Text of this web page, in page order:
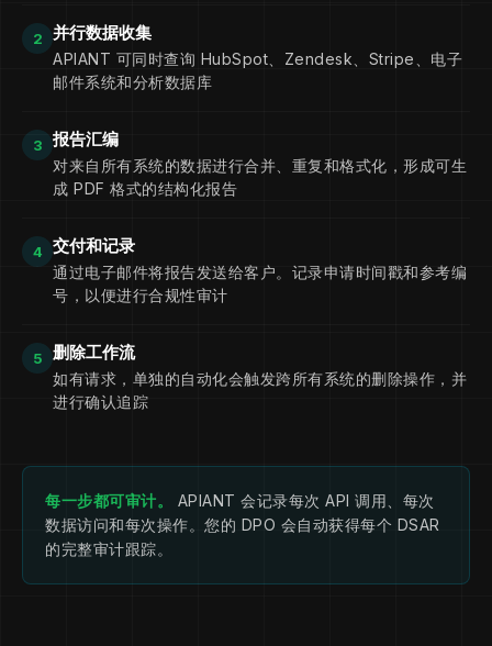
GDPR 助手
策，您的数据将在 72 小时内从所有系统中删
除。完成后，您将通过
jane.doe@example.com 收到一封确认电子
参考文献：DSAR-2026-04182 | 登录进行合规性审
计
2 并行数据收集
APIANT 可同时查询 HubSpot、Zendesk、Stripe、电子
邮件系统和分析数据库
3 报告汇编
对来自所有系统的数据进行合并、重复和格式化，形成可生
成 PDF 格式的结构化报告
4 交付和记录
通过电子邮件将报告发送给客户。记录申请时间戳和参考编
号，以便进行合规性审计
5 删除工作流
如有请求，单独的自动化会触发跨所有系统的删除操作，并
进行确认追踪
每一步都可审计。
APIANT 会记录每次 API 调用、每次
数据访问和每次操作。您的 DPO 会自动获得每个 DSAR
的完整审计跟踪。